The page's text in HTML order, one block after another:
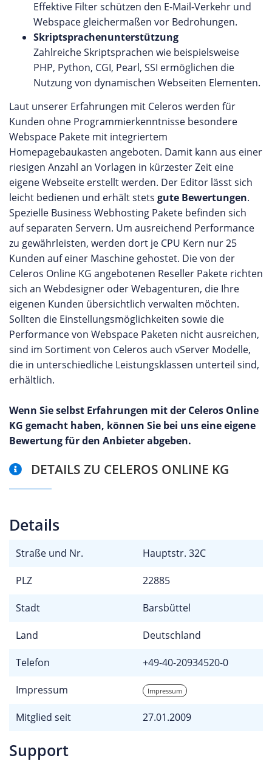
Effektive Filter schützen den E-Mail-Verkehr und
Webspace gleichermaßen vor Bedrohungen.
Skriptsprachenunterstützung
Zahlreiche Skriptsprachen wie beispielsweise
PHP, Python, CGI, Pearl, SSI ermöglichen die
Nutzung von dynamischen Webseiten Elementen.
Laut unserer Erfahrungen mit Celeros werden für
Kunden ohne Programmierkenntnisse besondere
Webspace Pakete mit integriertem
Homepagebaukasten angeboten. Damit kann aus einer
riesigen Anzahl an Vorlagen in kürzester Zeit eine
eigene Webseite erstellt werden. Der Editor lässt sich
leicht bedienen und erhält stets gute Bewertungen.
Spezielle Business Webhosting Pakete befinden sich
auf separaten Servern. Um ausreichend Performance
zu gewährleisten, werden dort je CPU Kern nur 25
Kunden auf einer Maschine gehostet. Die von der
Celeros Online KG angebotenen Reseller Pakete richten
sich an Webdesigner oder Webagenturen, die Ihre
eigenen Kunden übersichtlich verwalten möchten.
Sollten die Einstellungsmöglichkeiten sowie die
Performance von Webspace Paketen nicht ausreichen,
sind im Sortiment von Celeros auch vServer Modelle,
die in unterschiedliche Leistungsklassen unterteil sind,
erhältlich.
Wenn Sie selbst Erfahrungen mit der Celeros Online
KG gemacht haben, können Sie bei uns eine eigene
Bewertung für den Anbieter abgeben.
DETAILS ZU CELEROS ONLINE KG
Details
Straße und Nr. Hauptstr. 32C
PLZ 22885
Stadt Barsbüttel
Land Deutschland
Telefon +49-40-20934520-0
Impressum Impressum
Mitglied seit 27.01.2009
Support